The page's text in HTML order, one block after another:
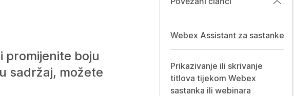
promijenite boju
sadržaj, možete
Webex Assistant za sastanke
Prikazivanje ili skrivanje
titlova tijekom Webex
sastanka ili webinara